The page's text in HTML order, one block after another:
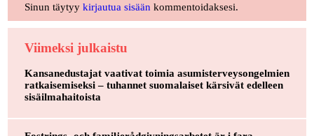
Sinun täytyy kirjautua sisään kommentoidaksesi.
Viimeksi julkaistu
Kansanedustajat vaativat toimia asumisterveysongelmien
ratkaisemiseksi – tuhannet suomalaiset kärsivät edelleen
sisäilmahaitoista